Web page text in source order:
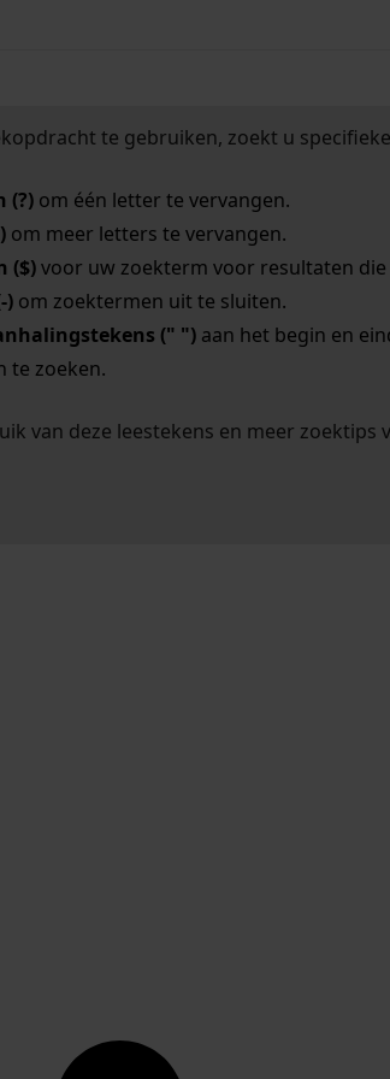
te gebruiken, zoekt u
(?)om één letter te vervangen.
om meer letters te vervangen.
($)voor uw zoekterm voor resultaten die
)om zoektermen uit te sluiten.
(" ")aan het begin en
te zoeken.
van deze leestekens en meer zoektips